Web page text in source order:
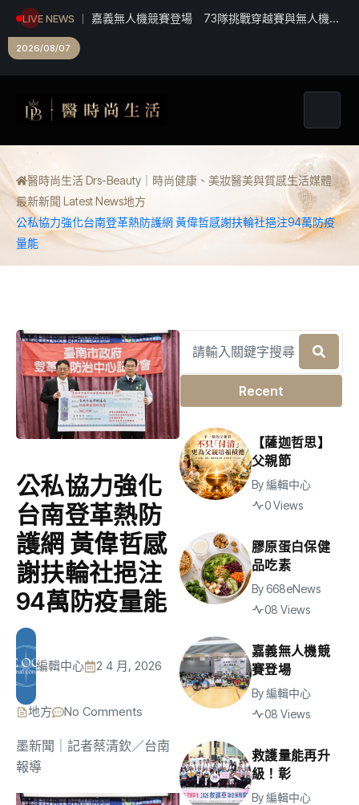
LIVE NEWS
嘉義無人機競賽登場 73隊挑戰穿越賽與無人機足
2026/08/07
醫時尚生活 Drs-Beauty｜時尚健康、美妝醫美與質感生活媒體
最新新聞 Latest News地方
公私協力強化台南登革熱防護網 黃偉哲感謝扶輪社挹注94萬防疫
量能
公私協力強化
台南登革熱防
護網 黃偉哲感
謝扶輪社挹注
94萬防疫量能
編輯中心 2 4 月, 2026
地方 No Comments
墨新聞 ｜記者蔡清欽／台南
報導
Recent
【薩迦哲思】
父親節
By編輯中心
0 Views
膠原蛋白保健
品吃素
By668eNews
08 Views
嘉義無人機競
賽登場
By編輯中心
08 Views
救護量能再升
級！彰
By編輯中心